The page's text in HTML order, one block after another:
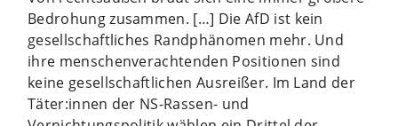
Bedrohung zusammen. […] Die AfD ist kein
gesellschaftliches Randphänomen mehr. Und
ihre menschenverachtenden Positionen sind
keine gesellschaftlichen Ausreißer. Im Land der
Täter:innen der NS-Rassen- und